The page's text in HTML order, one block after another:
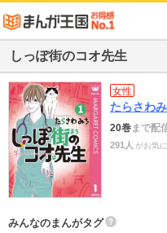
しっぽ街のコオ先生
女性
たらさわ
20巻まで配
291人 がお気
みんなのまんがタグ